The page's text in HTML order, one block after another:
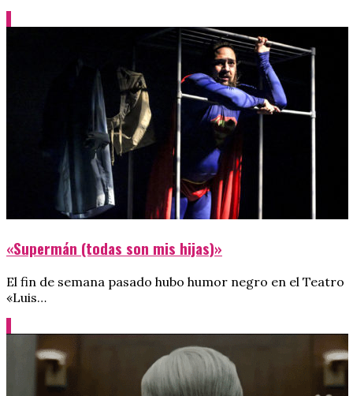
«Supermán (todas son mis hijas)»
El fin de semana pasado hubo humor negro en el Teatro
«Luis…